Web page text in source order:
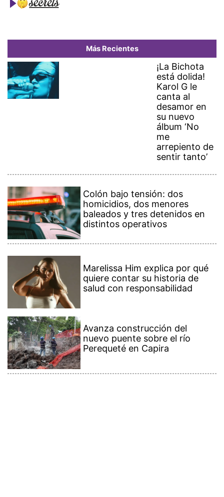
Más Recientes
¡La Bichota
está dolida!
Karol G le
canta al
desamor en
su nuevo
álbum ‘No
me
arrepiento de
sentir tanto’
Colón bajo tensión: dos
homicidios, dos menores
baleados y tres detenidos en
distintos operativos
Marelissa Him explica por qué
quiere contar su historia de
salud con responsabilidad
Avanza construcción del
nuevo puente sobre el río
Perequeté en Capira